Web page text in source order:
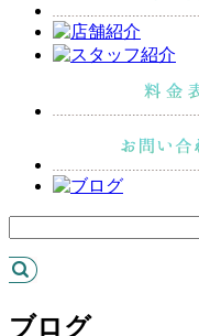
ブログ